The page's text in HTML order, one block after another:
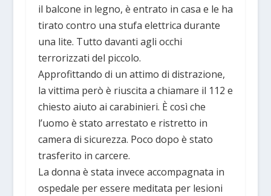
il balcone in legno, è entrato in casa e le ha
tirato contro una stufa elettrica durante
una lite. Tutto davanti agli occhi
terrorizzati del piccolo.
Approfittando di un attimo di distrazione,
la vittima però è riuscita a chiamare il 112 e
chiesto aiuto ai carabinieri. È così che
l’uomo è stato arrestato e ristretto in
camera di sicurezza. Poco dopo è stato
trasferito in carcere.
La donna è stata invece accompagnata in
ospedale per essere meditata per lesioni